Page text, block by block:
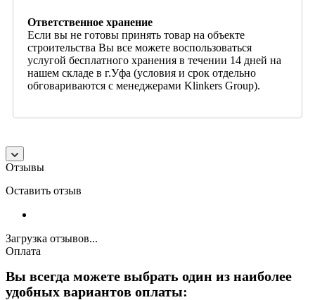
Ответственное хранение
Если вы не готовы принять товар на объекте
строительства Вы все можете воспользоваться
услугой бесплатного хранения в течении 14 дней на
нашем складе в г.Уфа (условия и срок отдельно
обговариваются с менеджерами Klinkers Group).
Отзывы
Оставить отзыв
Загрузка отзывов...
Оплата
Вы всегда можете выбрать один из наиболее
удобных вариантов оплаты: